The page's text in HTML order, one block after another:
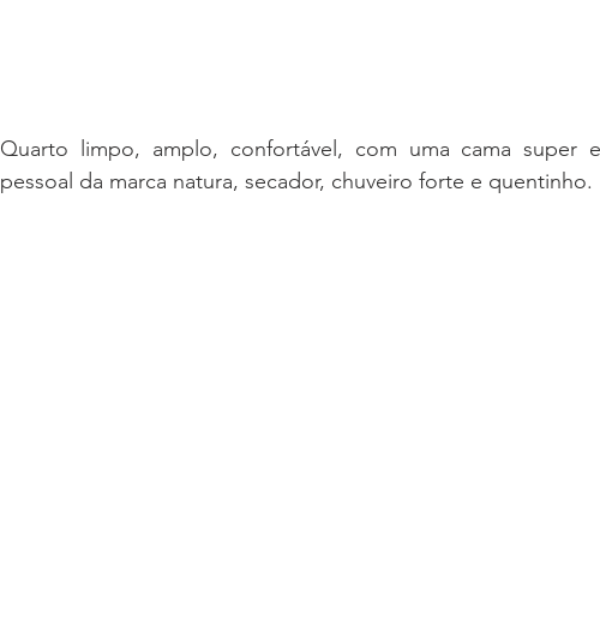
Quarto limpo, amplo, confortável, com uma cama super
pessoal da marca natura, secador, chuveiro forte e quentinho.